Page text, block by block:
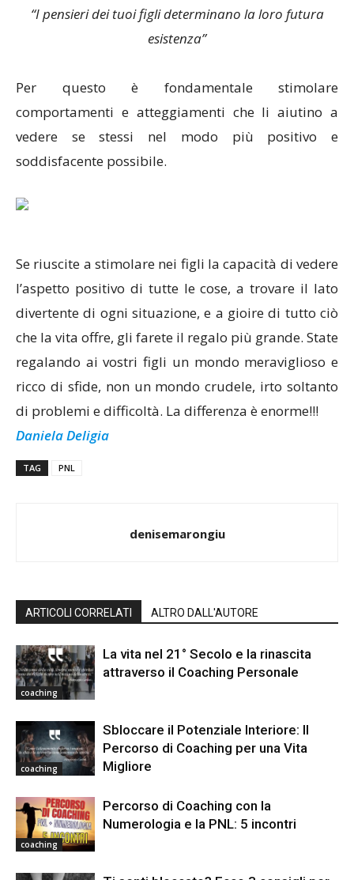
“I pensieri dei tuoi figli determinano la loro futura
esistenza”
Per questo è fondamentale stimolare
comportamenti e atteggiamenti che li aiutino a
vedere se stessi nel modo più positivo e
soddisfacente possibile.
Se riuscite a stimolare nei figli la capacità di vedere
l’aspetto positivo di tutte le cose, a trovare il lato
divertente di ogni situazione, e a gioire di tutto ciò
che la vita offre, gli farete il regalo più grande. State
regalando ai vostri figli un mondo meraviglioso e
ricco di sfide, non un mondo crudele, irto soltanto
di problemi e difficoltà. La differenza è enorme!!!
Daniela Deligia
TAG PNL
denisemarongiu
ARTICOLI CORRELATI ALTRO DALL'AUTORE
coaching
La vita nel 21° Secolo e la rinascita
attraverso il Coaching Personale
coaching
Sbloccare il Potenziale Interiore: Il
Percorso di Coaching per una Vita
Migliore
coaching
Percorso di Coaching con la
Numerologia e la PNL: 5 incontri